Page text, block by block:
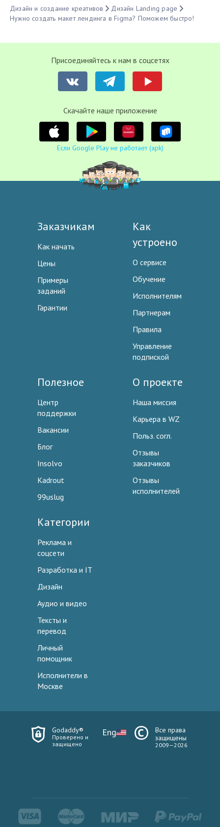
Дизайн и создание креативов
Дизайн Landing page
Нужно создать макет лендинга в Figma? Поможем быстро!
Присоединяйтесь к нам в соцсетях
Cкачайте наше приложение
Если Google Play не работает (apk)
Заказчикам
Как начать
Цены
Примеры
заданий
Гарантии
Как
устроено
О сервисе
Обучение
Исполнителям
Партнерам
Правила
Управление
подпиской
Полезное
Центр
поддержки
Вакансии
Блог
Insolvo
Kadrout
99uslug
О проекте
Наша миссия
Карьера в WZ
Польз. согл.
Отзывы
заказчиков
Отзывы
исполнителей
Категории
Реклама и
соцсети
Разработка и IT
Дизайн
Аудио и видео
Тексты и
перевод
Личный
помощник
Исполнители в
Москве
Godaddy®
Проверено и
защищено
Eng
Все права
защищены
2009—2026